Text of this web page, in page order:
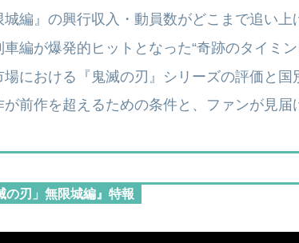
城編』の興行収入・動員数がどこまで追い上
車編が爆発的ヒットとなった“奇跡のタイミ
場における『鬼滅の刃』シリーズの評価と国
が前作を超えるための条件と、ファンが見届
の刃」無限城編』特報